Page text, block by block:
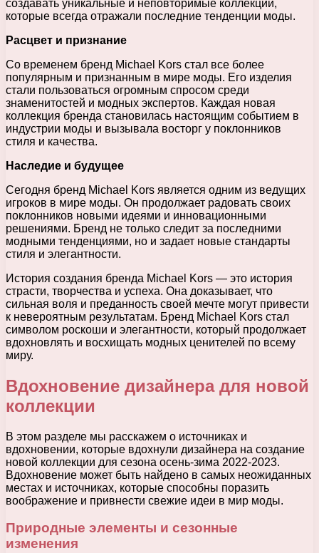
создавать уникальные и неповторимые коллекции,
которые всегда отражали последние тенденции моды.
Расцвет и признание
Со временем бренд Michael Kors стал все более
популярным и признанным в мире моды. Его изделия
стали пользоваться огромным спросом среди
знаменитостей и модных экспертов. Каждая новая
коллекция бренда становилась настоящим событием в
индустрии моды и вызывала восторг у поклонников
стиля и качества.
Наследие и будущее
Сегодня бренд Michael Kors является одним из ведущих
игроков в мире моды. Он продолжает радовать своих
поклонников новыми идеями и инновационными
решениями. Бренд не только следит за последними
модными тенденциями, но и задает новые стандарты
стиля и элегантности.
История создания бренда Michael Kors — это история
страсти, творчества и успеха. Она доказывает, что
сильная воля и преданность своей мечте могут привести
к невероятным результатам. Бренд Michael Kors стал
символом роскоши и элегантности, который продолжает
вдохновлять и восхищать модных ценителей по всему
миру.
Вдохновение дизайнера для новой
коллекции
В этом разделе мы расскажем о источниках и
вдохновении, которые вдохнули дизайнера на создание
новой коллекции для сезона осень-зима 2022-2023.
Вдохновение может быть найдено в самых неожиданных
местах и источниках, которые способны поразить
воображение и привнести свежие идеи в мир моды.
Природные элементы и сезонные
изменения